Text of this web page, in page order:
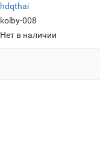
hdqthai
kolby-008
Нет в наличии